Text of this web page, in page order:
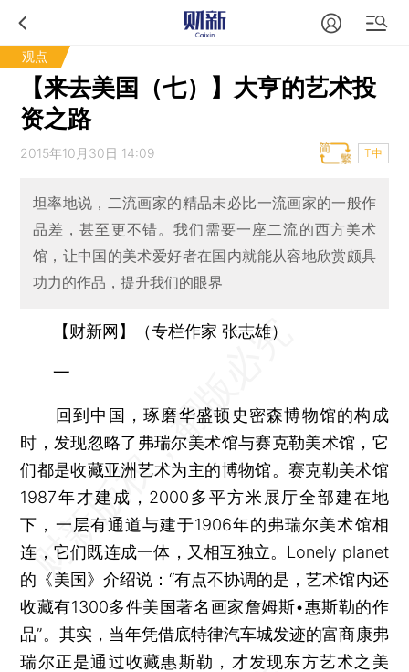
观点
【来去美国（七）】大亨的艺术投
资之路
2015年10月30日 14:09 T中
坦率地说，二流画家的精品未必比一流画家的一般作
品差，甚至更不错。我们需要一座二流的西方美术
馆，让中国的美术爱好者在国内就能从容地欣赏颇具
功力的作品，提升我们的眼界
【财新网】（专栏作家 张志雄）
一
回到中国，琢磨华盛顿史密森博物馆的构成
时，发现忽略了弗瑞尔美术馆与赛克勒美术馆，它
们都是收藏亚洲艺术为主的博物馆。赛克勒美术馆
1987年才建成，2000多平方米展厅全部建在地
下，一层有通道与建于1906年的弗瑞尔美术馆相
连，它们既连成一体，又相互独立。Lonely planet
的《美国》介绍说：“有点不协调的是，艺术馆内还
收藏有1300多件美国著名画家詹姆斯•惠斯勒的作
品”。其实，当年凭借底特律汽车城发迹的富商康弗
瑞尔正是通过收藏惠斯勒，才发现东方艺术之美